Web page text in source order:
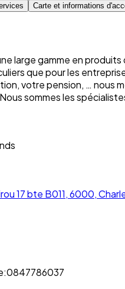
Carte et informations
large gamme en
que pour les
votre pension, … nous
sommes les
17 bte B011, 6000,
0847786037